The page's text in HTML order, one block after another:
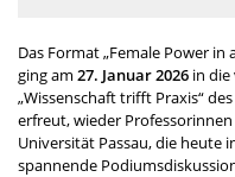
Das Format „Female Power in
ging am 27. Januar 2026 in die
„Wissenschaft trifft Praxis“
erfreut, wieder
Universität Passau, die heute
spannende